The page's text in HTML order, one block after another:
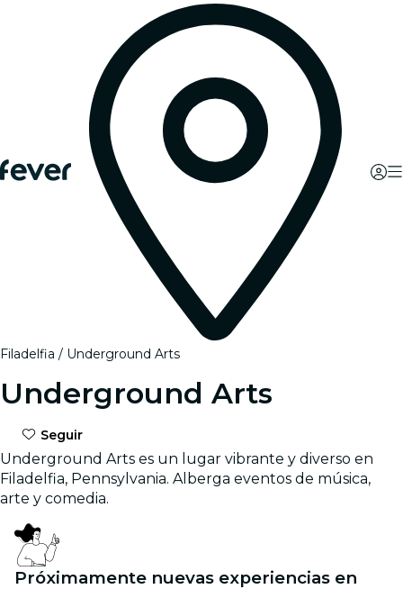
Filadelfia Underground Arts
Underground Arts
Seguir
Underground Arts es un lugar vibrante y diverso en
Filadelfia, Pennsylvania. Alberga eventos de música,
arte y comedia.
Próximamente nuevas experiencias en